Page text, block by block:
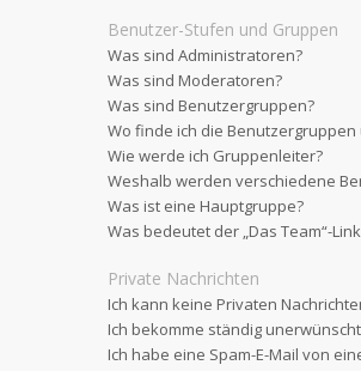
Benutzer-Stufen und Gruppen
Was sind Administratoren?
Was sind Moderatoren?
Was sind Benutzergruppen?
Wo finde ich die
Wie werde ich Gruppenleiter?
Weshalb werden verschiedene
Was ist eine Hauptgruppe?
Was bedeutet der „Das Team“-
Private Nachrichten
Ich kann keine Privaten
Ich bekomme ständig
Ich habe eine Spam-E-Mail von